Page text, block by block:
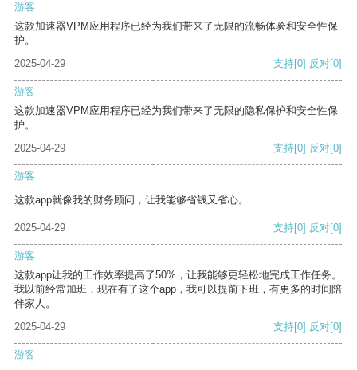
游客
这款加速器VPM应用程序已经为我们带来了无限的流畅体验和安全性保
护。
2025-04-29
支持[0] 反对[0]
游客
这款加速器VPM应用程序已经为我们带来了无限的隐私保护和安全性保
护。
2025-04-29
支持[0] 反对[0]
游客
这款app就像我的财务顾问，让我能够省钱又省心。
2025-04-29 支持[0] 反对[0]
游客
这款app让我的工作效率提高了50%，让我能够更轻松地完成工作任务。
我以前经常加班，现在有了这个app，我可以提前下班，有更多的时间陪
伴家人。
2025-04-29
支持[0] 反对[0]
游客